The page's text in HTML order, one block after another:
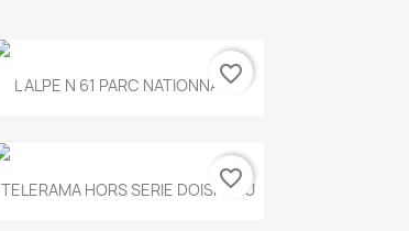
 Aperçu rapide
L ALPE N 61 PARC NATIONNAL...
favorite_border
Aperçu rapide
TELERAMA HORS SERIE DOISNEAU
favorite_border